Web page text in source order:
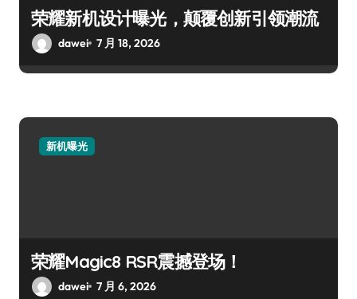
荣耀新机设计曝光，颠覆创新引领潮流
dawei 7 月 18, 2026
新机曝光
荣耀Magic8 RSR震撼登场！
dawei 7 月 6, 2026